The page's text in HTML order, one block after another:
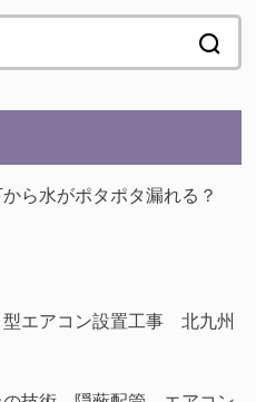
ら水がポタポタ漏れる？
型エアコン設置工事 北九州